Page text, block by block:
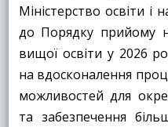
Міністерство освіти і
до Порядку прийому
вищої освіти у 2026
на вдосконалення
можливостей для
та забезпечення